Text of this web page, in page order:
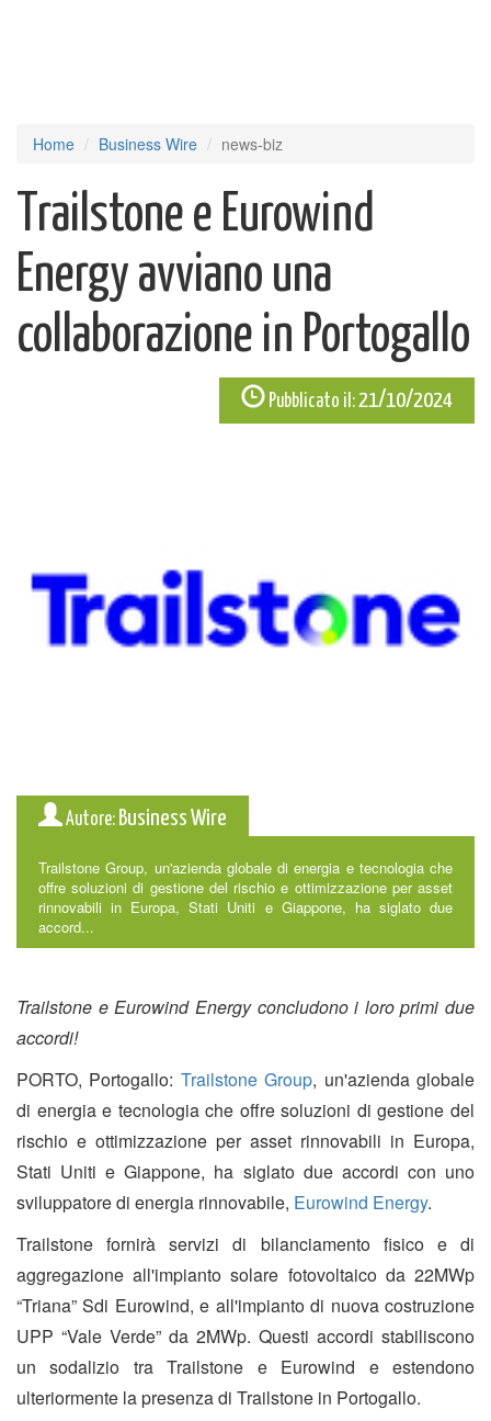
Home Business Wire news-biz
Trailstone e Eurowind
Energy avviano una
collaborazione in Portogallo
Pubblicato il:21/10/2024
Autore: Business Wire
Trailstone Group, un'azienda globale di energia e tecnologia che
offre soluzioni di gestione del rischio e ottimizzazione per asset
rinnovabili in Europa, Stati Uniti e Giappone, ha siglato due
accord...
Trailstone e Eurowind Energy concludono i loro primi due
accordi!
PORTO, Portogallo: Trailstone Group, un'azienda globale
di energia e tecnologia che offre soluzioni di gestione del
rischio e ottimizzazione per asset rinnovabili in Europa,
Stati Uniti e Giappone, ha siglato due accordi con uno
sviluppatore di energia rinnovabile, Eurowind Energy.
Trailstone fornirà servizi di bilanciamento fisico e di
aggregazione all'impianto solare fotovoltaico da 22MWp
“Triana” Sdi Eurowind, e all'impianto di nuova costruzione
UPP “Vale Verde” da 2MWp. Questi accordi stabiliscono
un sodalizio tra Trailstone e Eurowind e estendono
ulteriormente la presenza di Trailstone in Portogallo.